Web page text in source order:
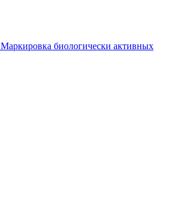
Маркировка биологически активных